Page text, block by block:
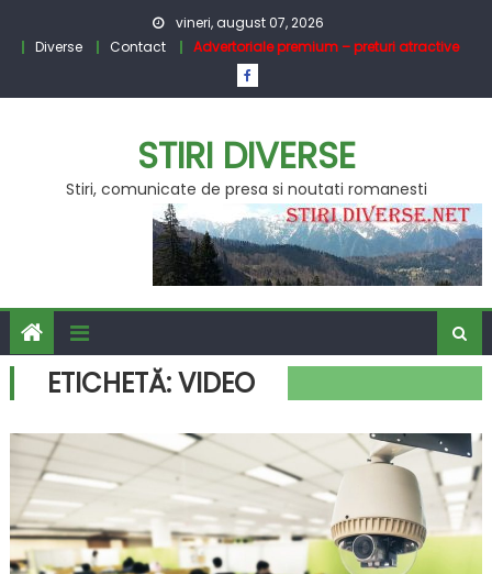
vineri, august 07, 2026
Diverse
Contact Advertoriale premium – preturi atractive
STIRI DIVERSE
Stiri, comunicate de presa si noutati romanesti
ETICHETĂ:VIDEO